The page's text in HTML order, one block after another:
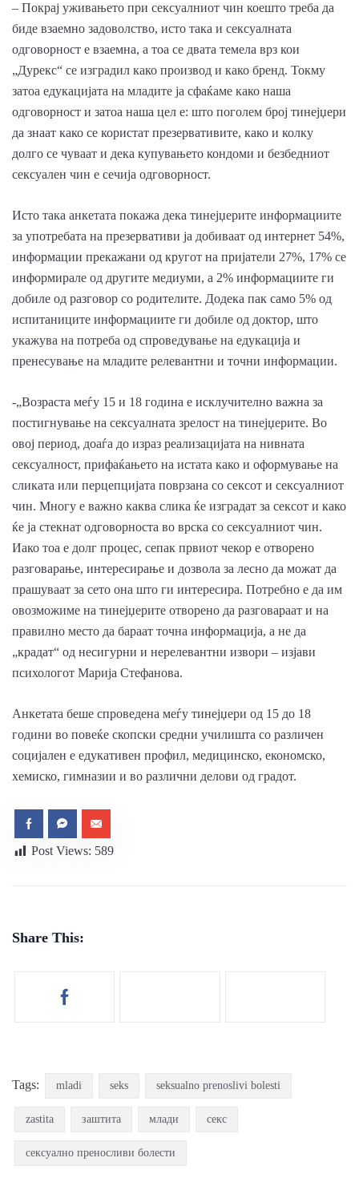
– Покрај уживањето при сексуалниот чин коешто треба да
биде взаемно задоволство, исто така и сексуалната
одговорност е взаемна, а тоа се двата темелa врз кои
„Дурекс“ се изградил како производ и како бренд. Токму
затоа едукацијата на младите ја сфаќаме како наша
одговорност и затоа наша цел е: што поголем број тинејџери
да знаат како се користат презервативите, како и колку
долго се чуваат и дека купувањето кондоми и безбедниот
сексуален чин е сечија одговорност.
Исто така анкетата покажа дека тинејџерите информациите
за употребата на презервативи ја добиваат од интернет 54%,
информации прекажани од кругот на пријатели 27%, 17% се
информирале од другите медиуми, а 2% информациите ги
добиле од разговор со родителите. Додека пак само 5% од
испитаниците информациите ги добиле од доктор, што
укажува на потреба од спроведување на едукација и
пренесување на младите релевантни и точни информации.
-„Возраста меѓу 15 и 18 година е исклучително важна за
постигнување на сексуалната зрелост на тинејџерите. Во
овој период, доаѓа до израз реализацијата на нивната
сексуалност, прифаќањето на истата како и оформување на
сликата или перцепцијата поврзана со сексот и сексуалниот
чин. Многу е важно каква слика ќе изградат за сексот и како
ќе ја стекнат одговорноста во врска со сексуалниот чин.
Иако тоа е долг процес, сепак првиот чекор е отворено
разговарање, интересирање и дозвола за лесно да можат да
прашуваат за сето она што ги интересира. Потребно е да им
овозможиме на тинејџерите отворено да разговараат и на
правилно место да бараат точна информација, а не да
„крадат“ од несигурни и нерелевантни извори – изјави
психологот Марија Стефанова.
Анкетата беше спроведена меѓу тинејџери од 15 до 18
години во повеќе скопски средни училишта со различен
сoцијален е едукативен профил, медицинско, економско,
хемиско, гимназии и во различни делови од градот.
Post Views: 589
Share This:
Tags: mladi seks seksualno prenoslivi bolesti
zastita заштита млади секс
сексуално преносливи болести